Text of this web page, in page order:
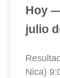
Hoy
julio
Nica)